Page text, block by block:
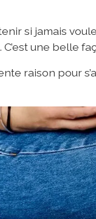
si jamais
C’est une belle
raison pour